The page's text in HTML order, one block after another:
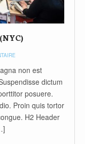
non est
dictum
posuere.
Proin quis tortor
Η2 Header